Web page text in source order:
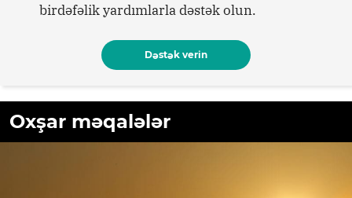
birdəfəlik yardımlarla dəstək olun.
Dəstək verin
Oxşar məqalələr